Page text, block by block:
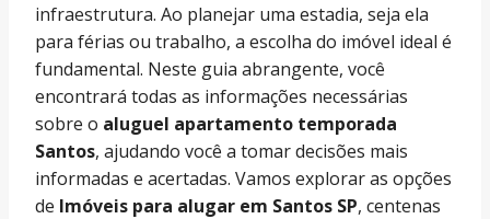
infraestrutura. Ao planejar uma estadia, seja ela
para férias ou trabalho, a escolha do imóvel ideal é
fundamental. Neste guia abrangente, você
encontrará todas as informações necessárias
sobre o aluguel apartamento temporada
Santos, ajudando você a tomar decisões mais
informadas e acertadas. Vamos explorar as opções
de Imóveis para alugar em Santos SP, centenas